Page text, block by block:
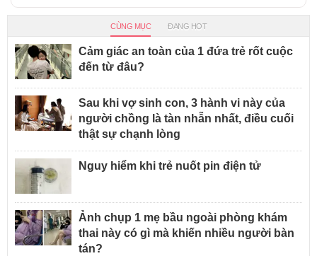
CÙNG MỤC ĐANG HOT
Cảm giác an toàn của 1 đứa trẻ rốt cuộc
đến từ đâu?
Sau khi vợ sinh con, 3 hành vi này của
người chồng là tàn nhẫn nhất, điều cuối
thật sự chạnh lòng
Nguy hiểm khi trẻ nuốt pin điện tử
Ảnh chụp 1 mẹ bầu ngoài phòng khám
thai này có gì mà khiến nhiều người bàn
tán?